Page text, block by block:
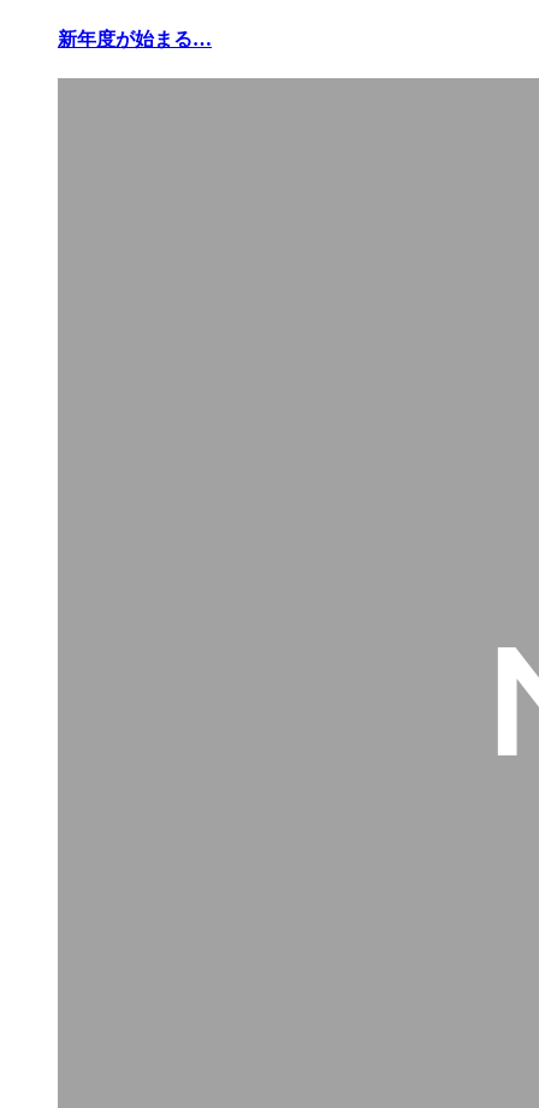
新年度が始まる…